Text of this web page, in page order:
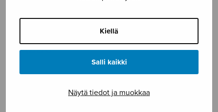
Kiellä
Salli kaikki
Näytä tiedot ja muokkaa
maa, kokoelma
Rydman Kari
10,22€
Niin
LISÄÄ OSTOSKORIIN